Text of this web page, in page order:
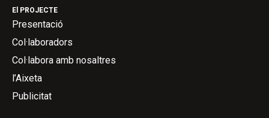
El PROJECTE
Presentació
Col·laboradors
Col·labora amb nosaltres
l’Aixeta
Publicitat